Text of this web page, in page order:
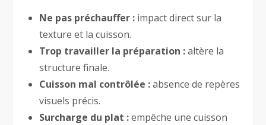
Ne pas préchauffer : impact direct sur la
texture et la cuisson.
Trop travailler la préparation :altère la
structure finale.
Cuisson mal contrôlée :absence de repères
visuels précis.
Surcharge du plat :empêche une cuisson